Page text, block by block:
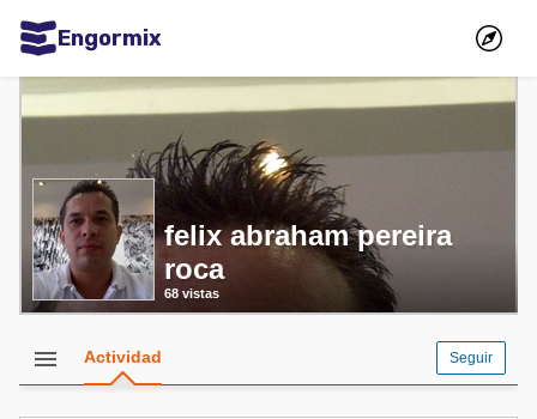
Engormix
Comunidades en español
Balanceados - Piensos
Avicultura
Ganadería
Lechería
Micotoxinas
felix abraham pereira
roca
68 vistas
menu Actividad Seguir